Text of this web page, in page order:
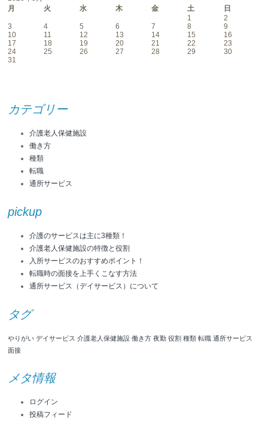
月
火 水 木 金 土
日
1
2
3
4 5 6 7 8
9
10
11 12 13 14 15
16
17
18 19 20 21 22
23
24
25 26 27 28 29
30
31
カテゴリー
介護老人保健施設
働き方
種類
転職
通所サービス
pickup
介護のサービスは主に3種類！
介護老人保健施設の特徴と役割
入所サービスのおすすめポイント！
転職時の面接を上手くこなす方法
通所サービス（デイサービス）について
タグ
やりがい デイサービス 介護老人保健施設 働き方 夜勤 役割 種類 転職 通所サービス
面接
メタ情報
ログイン
投稿フィード